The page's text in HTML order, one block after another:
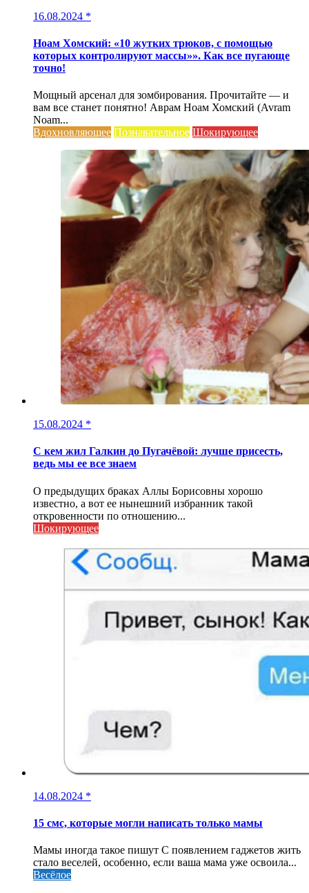
16.08.2024 *
Ноам Хомский: «10 жутких трюков, с помощью
которых контролируют массы»». Как все пугающе
точно!
Мощный арсенал для зомбирования. Прочитайте — и
вам все станет понятно! Аврам Ноам Хомский (Avram
Noam...
Вдохновляющее Познавательное Шокирующее
15.08.2024 *
С кем жил Галкин до Пугачёвой: лучше присесть,
ведь мы ее все знаем
О предыдущих браках Аллы Борисовны хорошо
известно, а вот ее нынешний избранник такой
откровенности по отношению...
Шокирующее
14.08.2024 *
15 смс, которые могли написать только мамы
Мамы иногда такое пишут С появлением гаджетов жить
стало веселей, особенно, если ваша мама уже освоила...
Весёлое